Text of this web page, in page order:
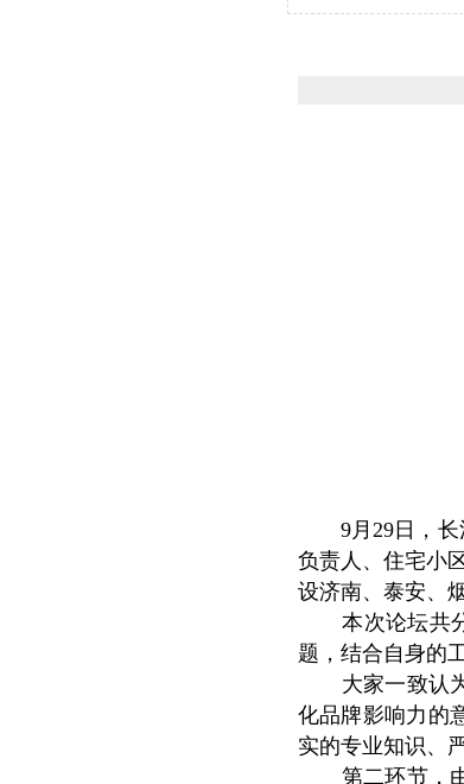
9月29日，长江
负责人、住宅小
设济南、泰安、
本次论坛共分
题，结合自身的
大家一致认为
化品牌影响力的
实的专业知识、
第二环节，由